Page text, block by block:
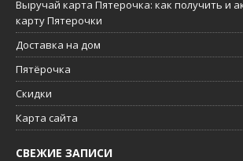
Выручай карта Пятерочка: как получить и
карту Пятерочки
Доставка на дом
Пятёрочка
Скидки
Карта сайта
СВЕЖИЕ ЗАПИСИ